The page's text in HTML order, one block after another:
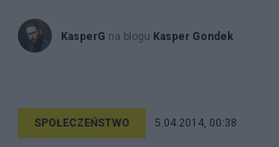
KasperG na blogu Kasper Gondek
SPOŁECZEŃSTWO 5.04.2014, 00:38